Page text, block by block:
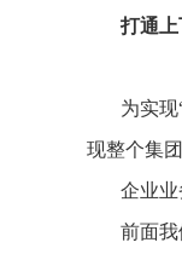
打通
为实
现整个集
企业
前面